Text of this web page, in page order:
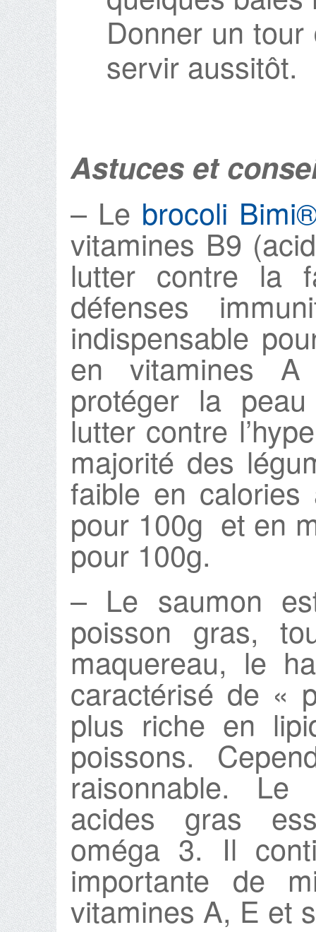
Donner un
servir aussitôt.
Astuces et
– Le brocoli
vitamines B9
lutter contre la
défenses
indispensable
en vitamines
protéger la
lutter contre
majorité des
faible en
pour 100g et en
pour 100g.
– Le saumon
poisson gras,
maquereau, le
caractérisé de «
plus riche en
poissons.
raisonnable.
acides gras
oméga 3. Il
importante de
vitamines A, E et